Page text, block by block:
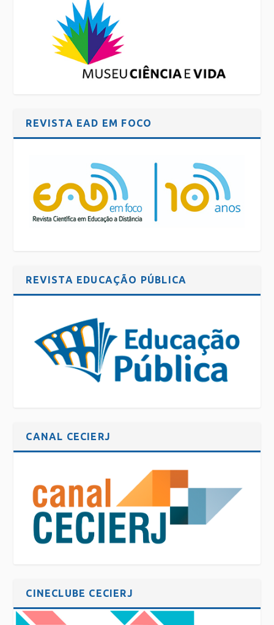
REVISTA EAD EM FOCO
REVISTA EDUCAÇÃO PÚBLICA
CANAL CECIERJ
CINECLUBE CECIERJ